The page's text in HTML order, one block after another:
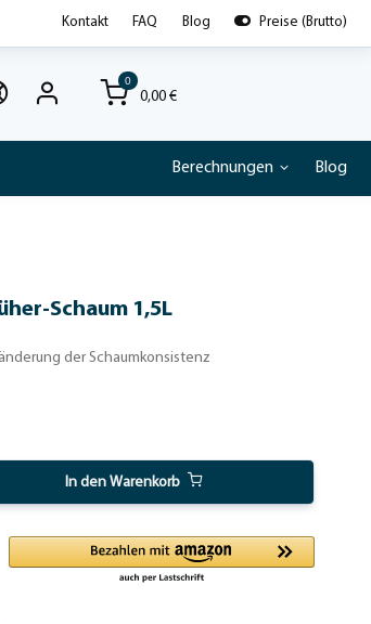
Kontakt FAQ Blog Preise (Brutto)
0
0,00 €
Berechnungen Blog
Schaum 1,5L
der Schaumkonsistenz
In den Warenkorb